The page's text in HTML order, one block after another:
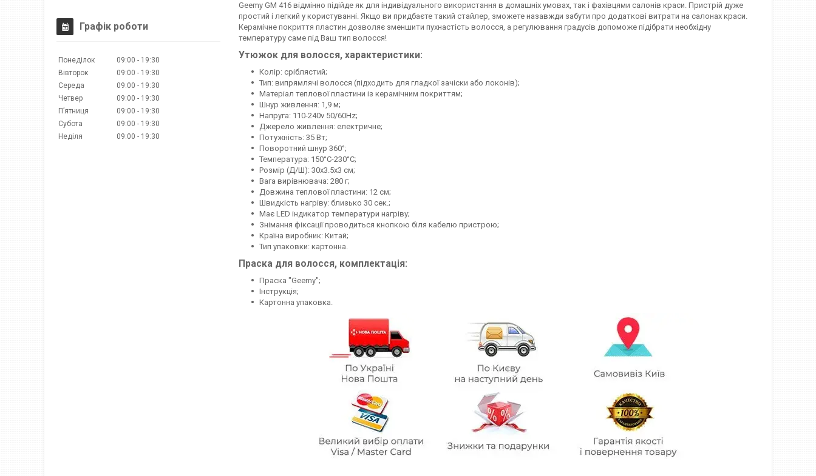
Geemy GM 416 відмінно підійде як для індивідуального використання в домашніх умовах, так і фахівцями салонів краси. Пристрій дуже
простий і легкий у користуванні. Якщо ви придбаєте такий стайлер, зможете назавжди забути про додаткові витрати на салонах краси.
Керамічне покриття пластин дозволяє зменшити пухнастість волосся, а регулювання градусів допоможе підібрати необхідну
температуру саме під Ваш тип волосся!
Утюжок для волосся, характеристики:
Колір: сріблястий;
Тип: випрямлячі волосся (підходить для гладкої зачіски або локонів);
Матеріал теплової пластини із керамічним покриттям;
Шнур живлення: 1,9 м;
Напруга: 110-240v 50/60Hz;
Джерело живлення: електричне;
Потужність: 35 Вт;
Поворотний шнур 360°;
Температура: 150°C-230°C;
Розмір (Д/Ш): 30х3.5х3 см;
Вага вирівнювача: 280 г;
Довжина теплової пластини: 12 см;
Швидкість нагріву: близько 30 сек.;
Має LED індикатор температури нагріву;
Знімання фіксації проводиться кнопкою біля кабелю пристрою;
Країна виробник: Китай;
Тип упаковки: картонна.
Праска для волосся, комплектація:
Праска "Geemy";
Інструкція;
Картонна упаковка.
Графік роботи
Понеділок 09:00
19:30
Вівторок
09:00
19:30
Середа
09:00
19:30
Четвер
09:00
19:30
Пʼятниця
09:00
19:30
Субота
09:00
19:30
Неділя
09:00 19:30